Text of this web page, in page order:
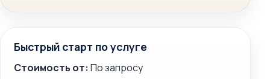
Быстрый старт по услуге
Стоимость от: По запросу